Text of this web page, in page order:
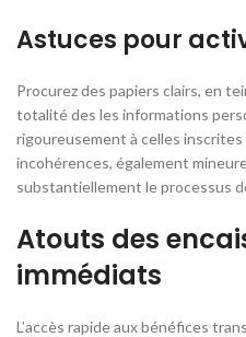
Astuces pour
Procurez des papiers clairs, en
totalité des les informations
rigoureusement à celles
incohérences, également
substantiellement le processus
Atouts des
immédiats
L’accès rapide aux bénéfices